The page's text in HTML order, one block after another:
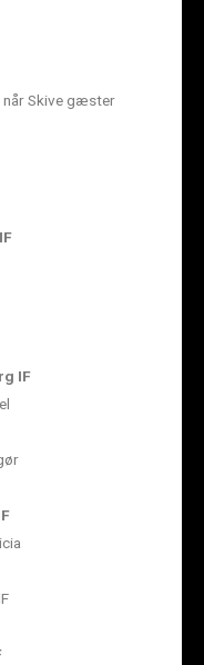
når Skive gæster
IF